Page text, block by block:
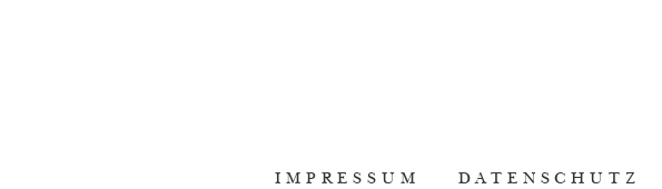
IMPRESSUM DATENSCHUTZ